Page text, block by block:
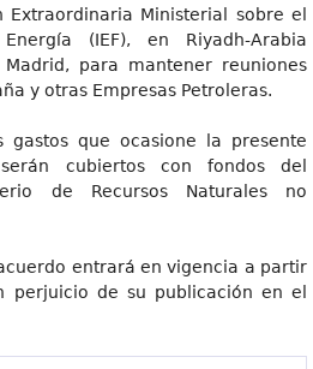
Extraordinaria Ministerial sobre el
(IEF), en Riyadh-Arabia
para mantener reuniones
y otras Empresas Petroleras.
gastos que ocasione la presente
cubiertos con fondos del
de Recursos Naturales no
entrará en vigencia a partir
perjuicio de su publicación en el